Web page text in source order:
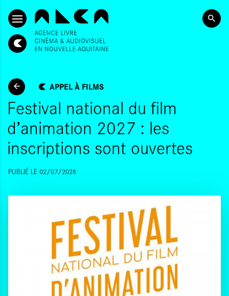
ALLER AU CONTENU PRINCIPAL
APPEL À FILMS
Festival national du film
d’animation 2027 : les
inscriptions sont ouvertes
PUBLIÉ LE 02/07/2026